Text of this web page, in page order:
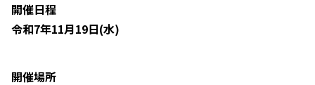
開催日程
令和7年11月19日(水)
開催場所